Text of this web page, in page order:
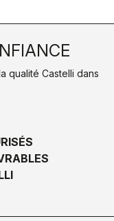
qualité Castelli dans